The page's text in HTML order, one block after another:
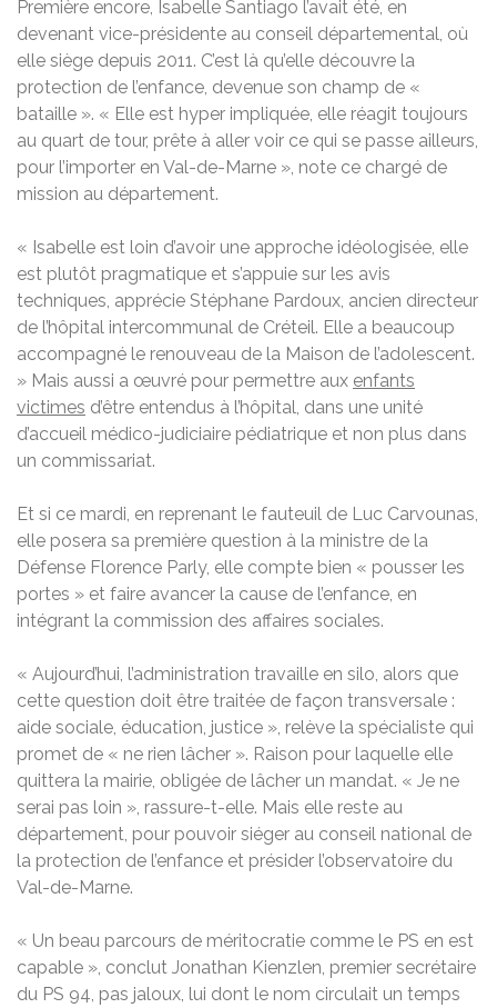
Première encore, Isabelle Santiago l’avait été, en
devenant vice-présidente au conseil départemental, où
elle siège depuis 2011. C’est là qu’elle découvre la
protection de l’enfance, devenue son champ de «
bataille ». « Elle est hyper impliquée, elle réagit toujours
au quart de tour, prête à aller voir ce qui se passe ailleurs,
pour l’importer en Val-de-Marne », note ce chargé de
mission au département.
« Isabelle est loin d’avoir une approche idéologisée, elle
est plutôt pragmatique et s’appuie sur les avis
techniques, apprécie Stéphane Pardoux, ancien directeur
de l’hôpital intercommunal de Créteil. Elle a beaucoup
accompagné le renouveau de la Maison de l’adolescent.
» Mais aussi a œuvré pour permettre aux enfants
victimes d’être entendus à l’hôpital, dans une unité
d’accueil médico-judiciaire pédiatrique et non plus dans
un commissariat.
Et si ce mardi, en reprenant le fauteuil de Luc Carvounas,
elle posera sa première question à la ministre de la
Défense Florence Parly, elle compte bien « pousser les
portes » et faire avancer la cause de l’enfance, en
intégrant la commission des affaires sociales.
« Aujourd’hui, l’administration travaille en silo, alors que
cette question doit être traitée de façon transversale :
aide sociale, éducation, justice », relève la spécialiste qui
promet de « ne rien lâcher ». Raison pour laquelle elle
quittera la mairie, obligée de lâcher un mandat. « Je ne
serai pas loin », rassure-t-elle. Mais elle reste au
département, pour pouvoir siéger au conseil national de
la protection de l’enfance et présider l’observatoire du
Val-de-Marne.
« Un beau parcours de méritocratie comme le PS en est
capable », conclut Jonathan Kienzlen, premier secrétaire
du PS 94, pas jaloux, lui dont le nom circulait un temps